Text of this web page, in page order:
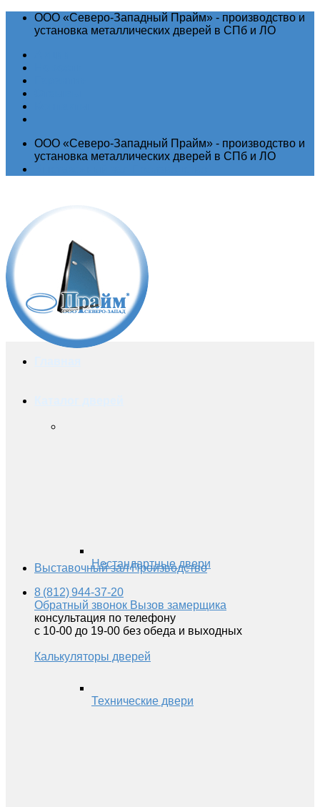
ООО «Северо-Западный Прайм» - производство и
установка металлических дверей в СПб и ЛО
ООО «Северо-Западный Прайм» - производство и
установка металлических дверей в СПб и ЛО
Выставочный зал Производство
8 (812) 944-37-20
Обратный звонок Вызов замерщика
консультация по телефону
с 10-00 до 19-00 без обеда и выходных
Калькуляторы дверей
Нестандартные двери
Технические двери